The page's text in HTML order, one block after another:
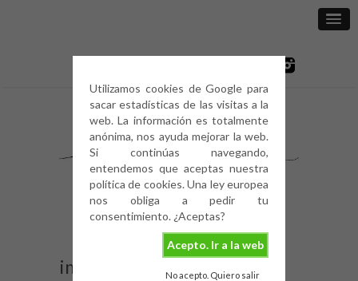
Utilizamos cookies de Google para
sacar estadísticas de las visitas a la
web. La información es totalmente
anónima, nos ayuda mejorar la web.
Si continúas navegando,
entendemos que aceptas nuestra
política de cookies. Una ley europea
nos obliga a pedir tu
consentimiento. ¿Aceptas?
Acepto. Ir a la web
No acepto. Quiero salir
image